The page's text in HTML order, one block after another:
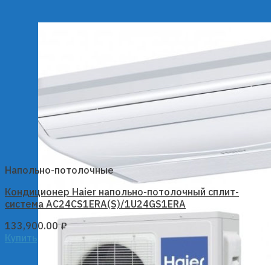
Напольно-потолочные
Кондиционер Haier напольно-потолочный сплит-
система AC24CS1ERA(S)/1U24GS1ERA
133,900.00₽
Купить